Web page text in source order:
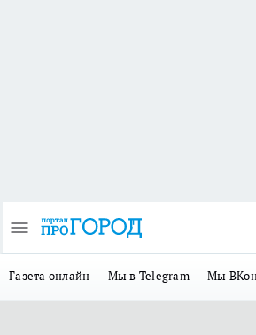
Газета онлайн Мы в Telegram Мы